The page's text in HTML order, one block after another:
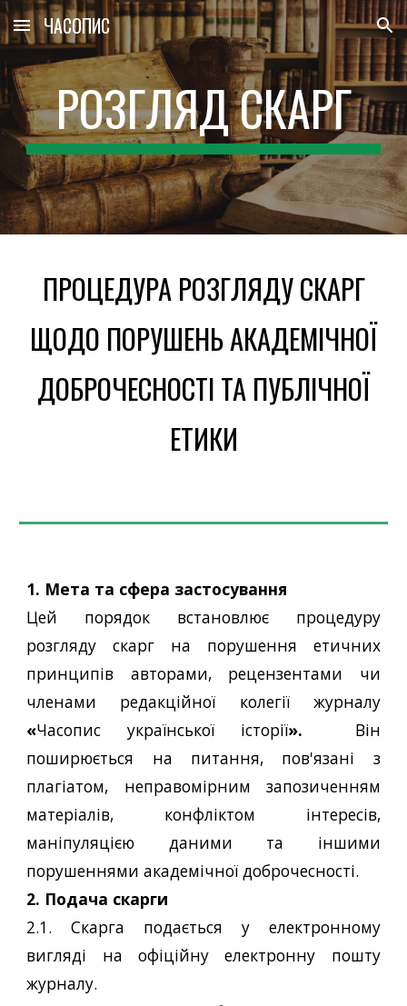
Skip to main content Skip to navigation
ЧАСОПИС
РОЗГЛЯД СКАРГ
ПРОЦЕДУРА РОЗГЛЯДУ СКАРГ
ЩОДО ПОРУШЕНЬ АКАДЕМІЧНОЇ
ДОБРОЧЕСНОСТІ ТА ПУБЛІЧНОЇ
ЕТИКИ
1. Мета та сфера застосування
Цей порядок встановлює процедуру
розгляду скарг на порушення етичних
принципів авторами, рецензентами чи
членами редакційної колегії журналу
«Часопис української історії». Він
поширюється на питання, пов'язані з
плагіатом, неправомірним запозиченням
матеріалів, конфліктом інтересів,
маніпуляцією даними та іншими
порушеннями академічної доброчесності.
2. Подача скарги
2.1. Скарга подається у електронному
вигляді на офіційну електронну пошту
журналу.